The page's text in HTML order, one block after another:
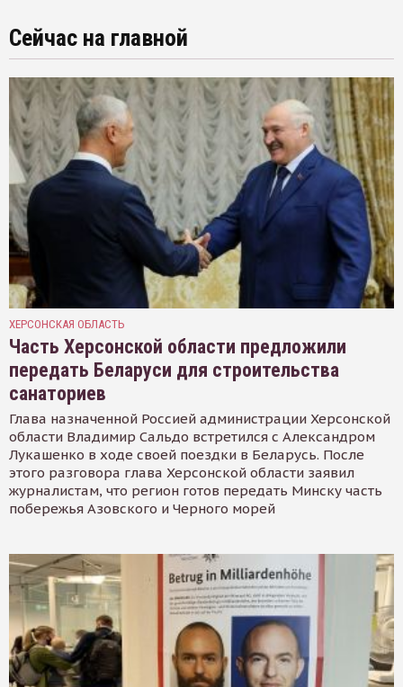
Сейчас на главной
ХЕРСОНСКАЯ ОБЛАСТЬ
Часть Херсонской области предложили
передать Беларуси для строительства
санаториев
Глава назначенной Россией администрации Херсонской
области Владимир Сальдо встретился с Александром
Лукашенко в ходе своей поездки в Беларусь. После
этого разговора глава Херсонской области заявил
журналистам, что регион готов передать Минску часть
побережья Азовского и Черного морей